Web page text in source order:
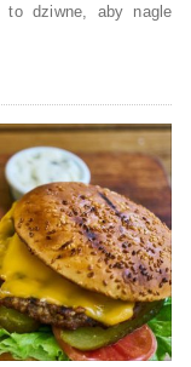
to dziwne, aby nagle